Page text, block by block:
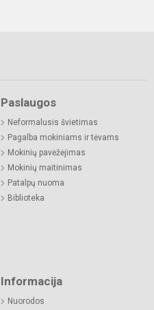
Paslaugos
Neformalusis švietimas
Pagalba mokiniams ir tėvams
Mokinių pavėžėjimas
Mokinių maitinimas
Patalpų nuoma
Biblioteka
Informacija
Nuorodos